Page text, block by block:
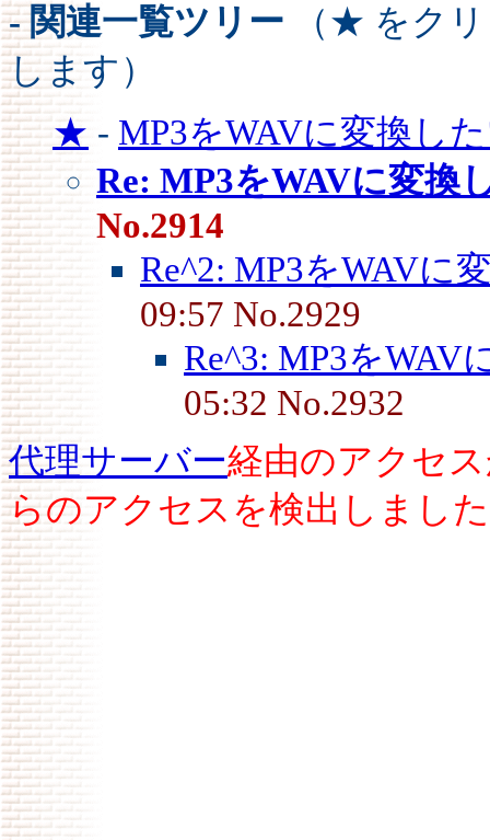
- 関連一覧ツリー （★ をク
します）
★ - MP3をWAVに変換し
Re: MP3をWAVに変換
No.2914
Re^2: MP3をWAVに
09:57 No.2929
Re^3: MP3をWAV
05:32 No.2932
代理サーバー経由のアクセ
らのアクセスを検出しまし